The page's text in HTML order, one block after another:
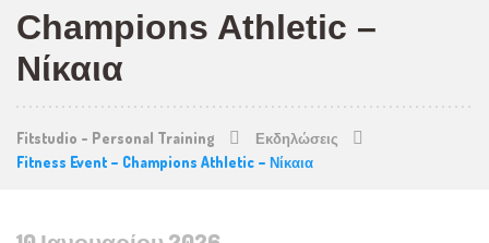
Champions Athletic –
Νίκαια
Fitstudio - Personal Training
Εκδηλώσεις
Fitness Event – Champions Athletic – Νίκαια